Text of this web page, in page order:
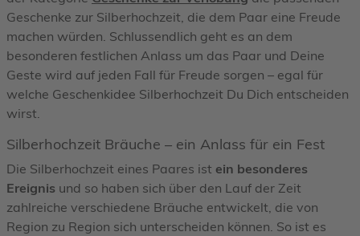
Geschenke zur Silberhochzeit, die dem Paar eine Freude
machen würden. Schlussendlich geht es an dem
besonderen festlichen Anlass um das Paar und Deine
Geste wird auf jeden Fall für Freude sorgen – egal für
welche Geschenkidee Silberhochzeit Du Dich entscheiden
wirst.
Silberhochzeit Bräuche – ein Anlass für ein Fest
Die Silberhochzeit eines Paares ist ein besonderes
Ereignis und so haben sich über den Lauf der Zeit
zahlreiche verschiedene Bräuche entwickelt, die von
Region zu Region sich unterscheiden können. So ist es